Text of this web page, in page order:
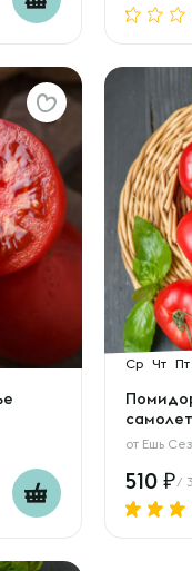
Ср Чт Пт
от Ешь
510 /